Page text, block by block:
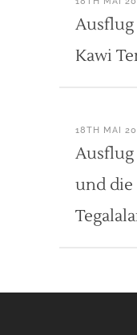
Ausflug
Kawi
18TH MAI
Ausflug
und die